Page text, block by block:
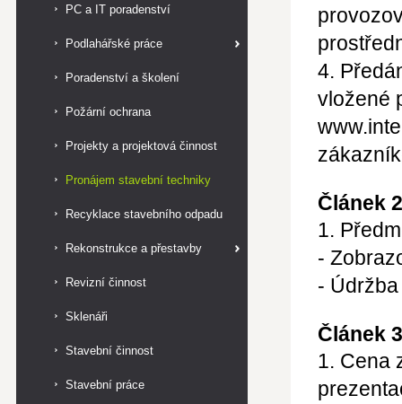
PC a IT poradenství
Podlahářské práce
Poradenství a školení
Požární ochrana
Projekty a projektová činnost
Pronájem stavební techniky
Recyklace stavebního odpadu
Rekonstrukce a přestavby
Revizní činnost
Sklenáři
Stavební činnost
Stavební práce
4.
vložené
Článek
1.
-
-
Článek
1. Cena